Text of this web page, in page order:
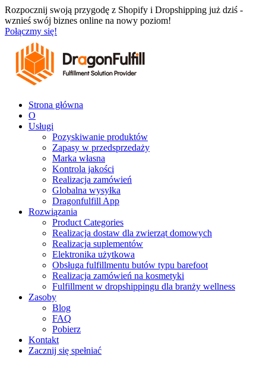
Przejdź
do
treści
Rozpocznij swoją przygodę z Shopify i Dropshipping już dziś -
wznieś swój biznes online na nowy poziom!
Połączmy się!
Strona główna
O
Usługi
Pozyskiwanie produktów
Zapasy w przedsprzedaży
Marka własna
Kontrola jakości
Realizacja zamówień
Globalna wysyłka
Dragonfulfill App
Rozwiązania
Product Categories
Realizacja dostaw dla zwierząt domowych
Realizacja suplementów
Elektronika użytkowa
Obsługa fulfillmentu butów typu barefoot
Realizacja zamówień na kosmetyki
Fulfillment w dropshippingu dla branży wellness
Zasoby
Blog
FAQ
Pobierz
Kontakt
Zacznij się spełniać